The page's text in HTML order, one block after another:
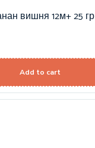
вишня 12м+ 25 гр
Add to cart